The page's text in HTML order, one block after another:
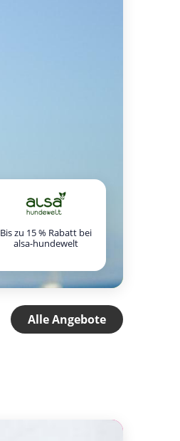
Bis zu 15 % Rabatt bei
alsa-hundewelt
Alle Angebote